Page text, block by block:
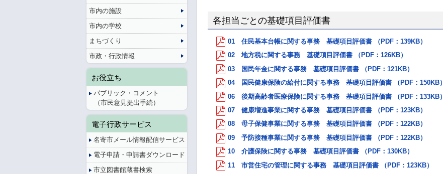
各担当ごとの基礎項目評価書
01 住民基本台帳に関する事務 基礎項目評価書 （PDF：139KB）
02 地方税に関する事務 基礎項目評価書 （PDF：126KB）
03 国民年金に関する事務 基礎項目評価書 （PDF：121KB）
04 国民健康保険の給付に関する事務 基礎項目評価書 （PDF：150KB）
06 後期高齢者医療保険に関する事務 基礎項目評価書 （PDF：133KB）
07 健康増進事業に関する事務 基礎項目評価書 （PDF：123KB）
08 母子保健事業に関する事務 基礎項目評価書 （PDF：122KB）
09 予防接種事業に関する事務 基礎項目評価書 （PDF：122KB）
10 介護保険に関する事務 基礎項目評価書 （PDF：130KB）
11 市営住宅の管理に関する事務 基礎項目評価書 （PDF：123KB）
市内の施設
市内の学校
まちづくり
市政・行政情報
お役立ち
パブリック・コメント
（市民意見提出手続）
電子行政サービス
名寄市メール情報配信サービス
電子申請・申請書ダウンロード
市立図書館蔵書検索